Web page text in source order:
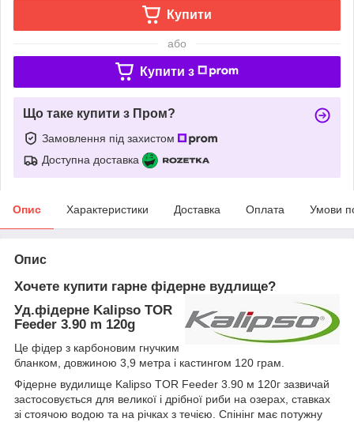
Купити
або
Купити з
Що таке купити з Пром?
Замовлення під захистом
Доступна доставка
Опис Характеристики Доставка Оплата Умови
Опис
Хочете купити гарне фідерне вудлище?
Уд.фідерне Kalipso TOR
Feeder 3.90 m 120g
Це фідер з карбоновим гнучким
бланком, довжиною 3,9 метра і кастингом 120 грам.
Фідерне вудилище Kalipso TOR Feeder 3.90 м 120г зазвичай
застосовується для великої і дрібної риби на озерах, ставках
зі стоячою водою та на річках з течією. Спінінг має потужну